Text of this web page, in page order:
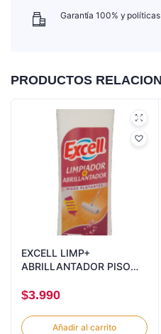
Garantía 100% y
PRODUCTOS
EXCELL LIMP+
ABRILLANTADOR PISO
900CC
$3.990
Añadir al carrito